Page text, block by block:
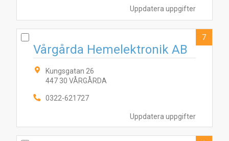
Uppdatera uppgifter
Uppdatera uppgifter
Vårgårda Hemelektronik AB
Kungsgatan 26
447 30 VÅRGÅRDA
0322-621727
7